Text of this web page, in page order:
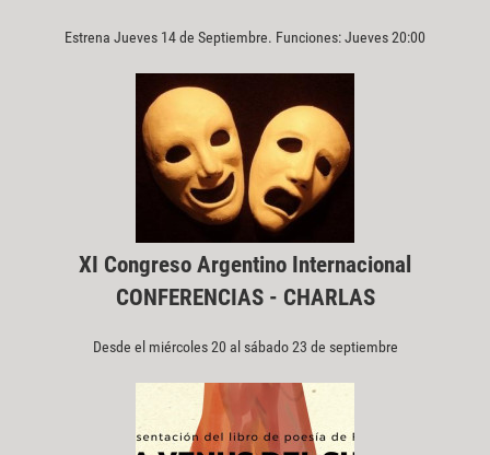
Estrena Jueves 14 de Septiembre. Funciones: Jueves 20:00
XI Congreso Argentino Internacional
CONFERENCIAS - CHARLAS
Desde el miércoles 20 al sábado 23 de septiembre